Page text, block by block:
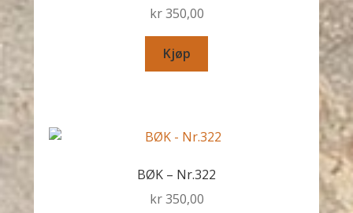
kr350,00
Kjøp
BØK – Nr.322
kr350,00